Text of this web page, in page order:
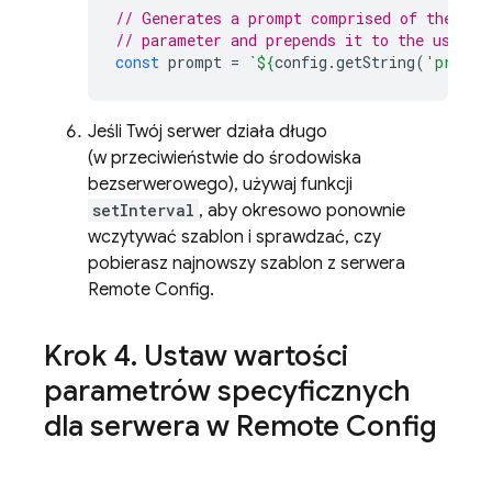
// Generates a prompt comprised of the
// parameter and prepends it to the user
const prompt = `${config .getString(
Jeśli Twój serwer działa długo
(w przeciwieństwie do środowiska
bezserwerowego), używaj funkcji
setInterval , aby okresowo ponownie
wczytywać szablon i sprawdzać, czy
pobierasz najnowszy szablon z serwera
Remote Config.
Krok 4. Ustaw wartości
parametrów specyficznych
dla serwera w Remote Config